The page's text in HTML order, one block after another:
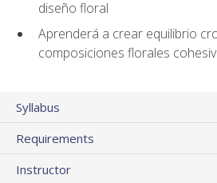
diseño floral
Aprenderá a crear equilibrio
composiciones florales
Syllabus
Requirements
Instructor